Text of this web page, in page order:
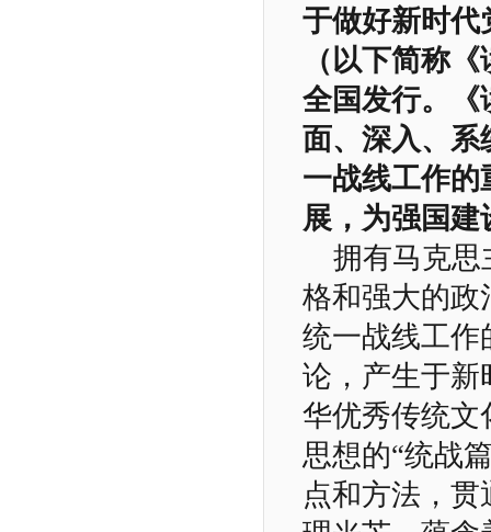
于做好新时代
（以下简称
全国发行。《
面、深入、系
一战线工作的
展，为强国
拥有马克思
格和强大的政
统一战线工作
论，产生于新
华优秀传统文
思想的“统战
点和方法，